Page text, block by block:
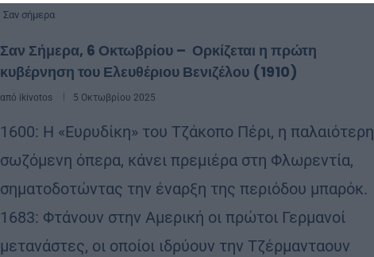
Σαν σήμερα
Σαν Σήμερα, 6 Οκτωβρίου – Ορκίζεται η πρώτη
κυβέρνηση του Ελευθέριου Βενιζέλου (1910)
από ikivotos 5 Οκτωβρίου 2025
1600: Η «Ευρυδίκη» του Τζάκοπο Πέρι, η παλαιότερη
σωζόμενη όπερα, κάνει πρεμιέρα στη Φλωρεντία,
σηματοδοτώντας την έναρξη της περιόδου μπαρόκ.
1683: Φτάνουν στην Αμερική οι πρώτοι Γερμανοί
μετανάστες, οι οποίοι ιδρύουν την Τζέρμανταουν